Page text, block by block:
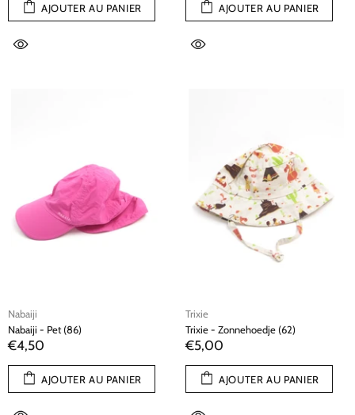
AJOUTER AU PANIER AJOUTER AU PANIER
Nabaiji
Nabaiji - Pet (86)
€4,50
AJOUTER AU PANIER
Trixie
Trixie - Zonnehoedje (62)
€5,00
AJOUTER AU PANIER